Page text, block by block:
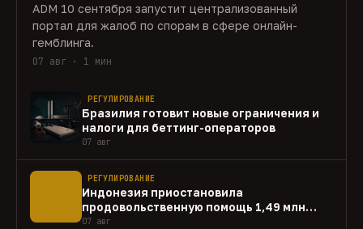
ADM 10 сентября запустит централизованный
портал для жалоб по спорам в сфере онлайн-
гемблинга.
07 авг · 1 мин
РЕГУЛИРОВАНИЕ
Бразилия готовит новые ограничения и
налоги для беттинг-операторов
07 авг
РЕГУЛИРОВАНИЕ
Индонезия приостановила
продовольственную помощь 1,49 млн
домохозяйств
07 авг